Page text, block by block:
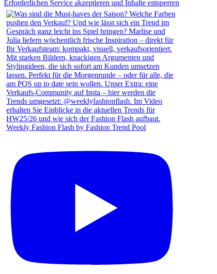
Erforderlichen Service akzeptieren und Inhalte entsperren
Weekly Fashion Flash by Fashion Trend Pool